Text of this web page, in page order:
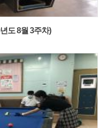
도 8월 3주차)